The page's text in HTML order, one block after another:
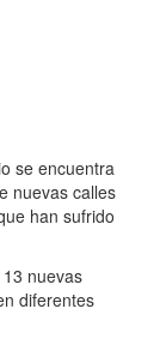
se encuentra
nuevas calles
han sufrido
nuevas
diferentes